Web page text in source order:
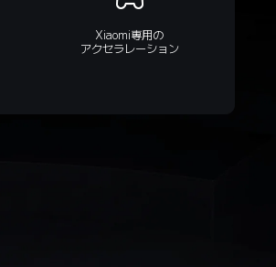
Xiaomi専用の
アクセラレーション